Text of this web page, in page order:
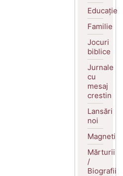
Educație
Familie
Jocuri
biblice
Jurnale
cu
mesaj
crestin
Lansări
noi
Magneti
Mărturii
/
Biografii